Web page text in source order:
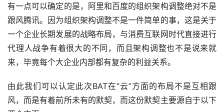
有一点可以确定的是，阿里和百度的组织架构调整绝对不是
跟风腾讯。因为组织架构调整不是一件简单的事，这是关于
一个企业长期发展的战略布局，与消费互联网时代直接进行
代理人战争有着很大的不同，而且架构调整也不是说来就
来，毕竟每个大企业内部都有复杂的利益关系。
由此我们可以认定此次BAT在“云”方面的布局不是互相跟
风，而是有着前所未有的默契，而这份默契主要源自于以下